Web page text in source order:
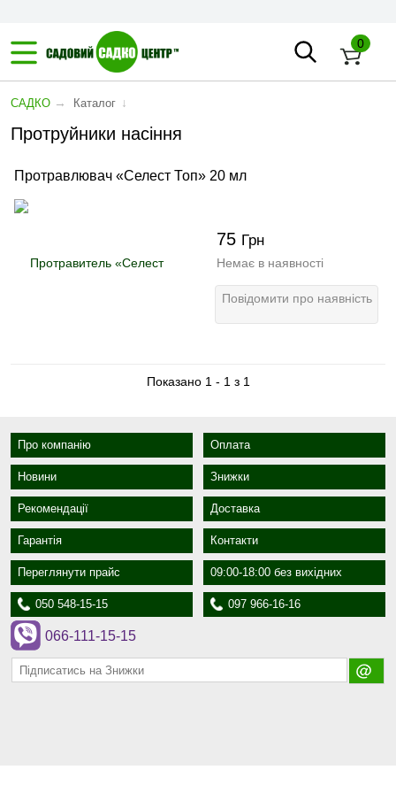
0
САДКО → Каталог ↓
Протруйники насіння
Протравлювач «Селест Топ» 20 мл
75 Грн
Немає в наявності
Повідомити про наявність
Показано 1 - 1 з 1
Про компанію Оплата
Новини Знижки
Рекомендації Доставка
Гарантія Контакти
Переглянути прайс 09:00-18:00 без вихідних
050 548-15-15 097 966-16-16
066-111-15-15